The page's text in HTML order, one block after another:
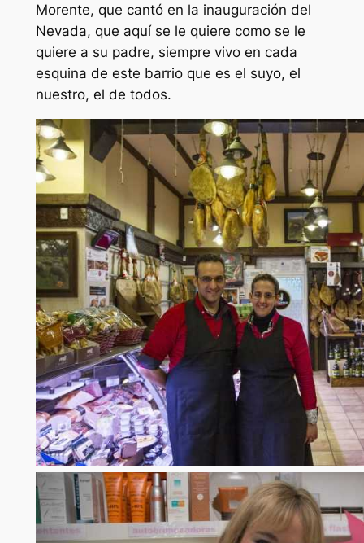
Morente, que cantó en la inauguración del
Nevada, que aquí se le quiere como se le
quiere a su padre, siempre vivo en cada
esquina de este barrio que es el suyo, el
nuestro, el de todos.